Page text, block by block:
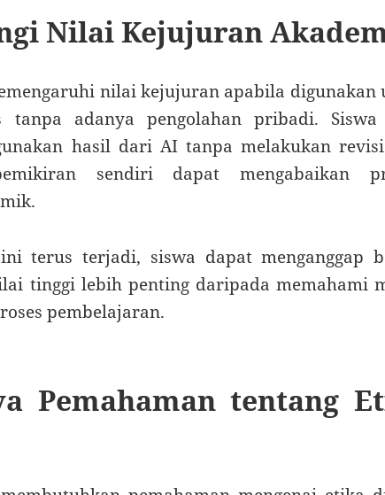
Nilai Kejujuran
nilai kejujuran apabila digunakan
tanpa adanya pengolahan pribadi. Siswa
hasil dari AI tanpa melakukan
sendiri dapat mengabaikan
terus terjadi, siswa dapat menganggap
tinggi lebih penting daripada memahami
pembelajaran.
Pemahaman tentang